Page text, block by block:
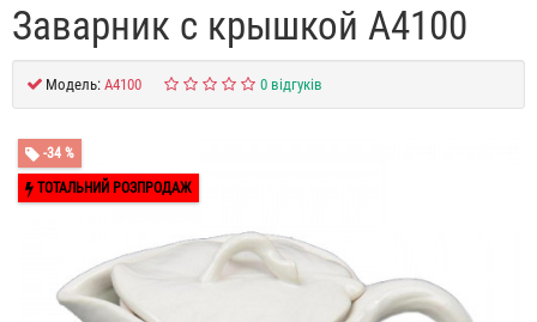
Заварник с крышкой A4100
Модель: A4100 0 відгуків
-34 %
ТОТАЛЬНИЙ РОЗПРОДАЖ